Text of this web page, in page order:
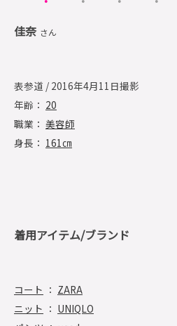
佳奈 さん
表参道 / 2016年4月11日撮影
年齢： 20
職業： 美容師
身長： 161㎝
着用アイテム/ブランド
コート ： ZARA
ニット ： UNIQLO